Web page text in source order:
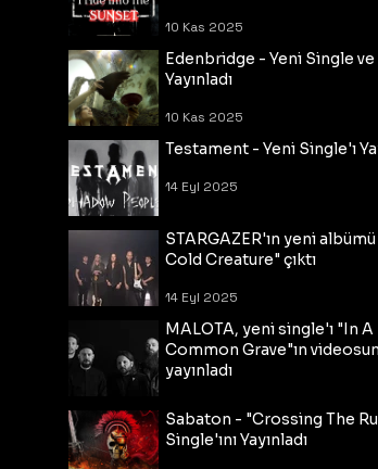
10 Kas 2025
Edenbridge - Yeni Single
Yayınladı
10 Kas 2025
Testament - Yeni Single'ı
14 Eyl 2025
STARGAZER'ın yeni
Cold Creature" çıktı
14 Eyl 2025
MALOTA, yeni single'ı "In A
Common Grave"ın
yayınladı
Sabaton - "Crossing The
Single'ını Yayınladı